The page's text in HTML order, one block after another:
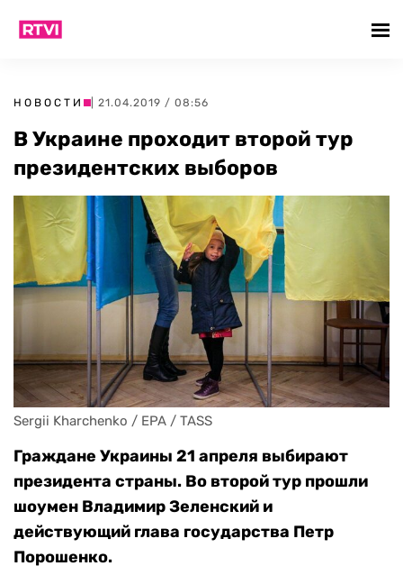
НОВОСТИ | 21.04.2019 / 08:56
В Украине проходит второй тур
президентских выборов
Sergii Kharchenko / EPA / TASS
Граждане Украины 21 апреля выбирают
президента страны. Во второй тур прошли
шоумен Владимир Зеленский и
действующий глава государства Петр
Порошенко.